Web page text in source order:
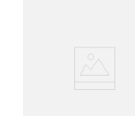
festas e
praticidade e